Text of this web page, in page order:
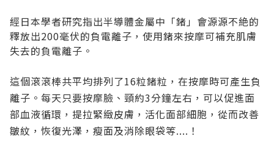
經日本學者研究指出半導體金屬中「鍺」會源源不絶的
釋放出200毫伏的負電離子，使用鍺來按摩可補充肌膚
失去的負電離子。
這個滾滾棒共平均排列了16粒鍺粒，在按摩時可產生負
離子。每天只要按摩臉、頸約3分鐘左右，可以促進面
部血液循環，提拉緊緻皮膚，活化面部細胞，從而改善
皺紋，恢復光澤，瘦面及消除眼袋等....！